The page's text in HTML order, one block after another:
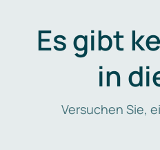
Es gibt
in
Versuchen Sie,